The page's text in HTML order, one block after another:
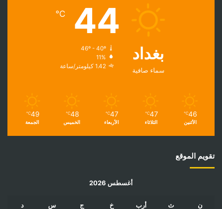
بغداد
سماء صافية
44
℃
46º - 40º
11%
1.42 كيلومتر/ساعة
46
℃
الأثنين
47
℃
الثلاثاء
47
℃
الأربعاء
48
℃
الخميس
49
℃
الجمعة
تقويم الموقع
أغسطس 2026
ن ث أرب خ ج س د